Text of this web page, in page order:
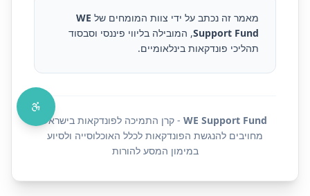
מאמר זה נכתב על ידי צוות המומחים של WE
Support Fund, המובילה בליווי פיננסי וסבסוד
תהליכי פונדקאות בינלאומיים.
WE Support Fund - קרן התמיכה לפונדקאות בישראל
מחויבים להנגשת הפונדקאות לכלל האוכלוסייה ולסיוע
במימון המסע להורות